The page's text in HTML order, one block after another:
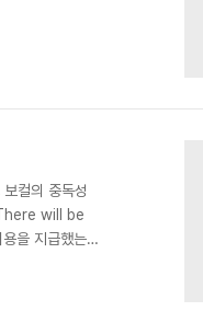
컬의 중독성
will be
을 지급했는
.